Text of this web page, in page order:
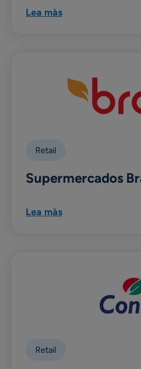
Lea màs
Retail
Supermercados
Lea màs
Retail